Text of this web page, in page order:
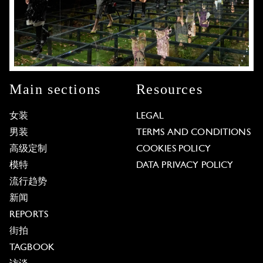
Main sections
女装
男装
高级定制
模特
流行趋势
新闻
REPORTS
街拍
TAGBOOK
Resources
LEGAL
TERMS AND CONDITIONS
COOKIES POLICY
DATA PRIVACY POLICY